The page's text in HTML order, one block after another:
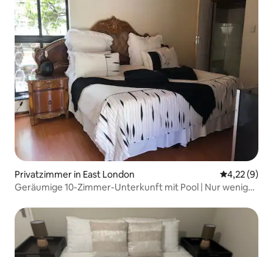
Privatzimmer in East London
4,22 (9)
Geräumige 10-Zimmer-Unterkunft mit Pool | Nur wenige